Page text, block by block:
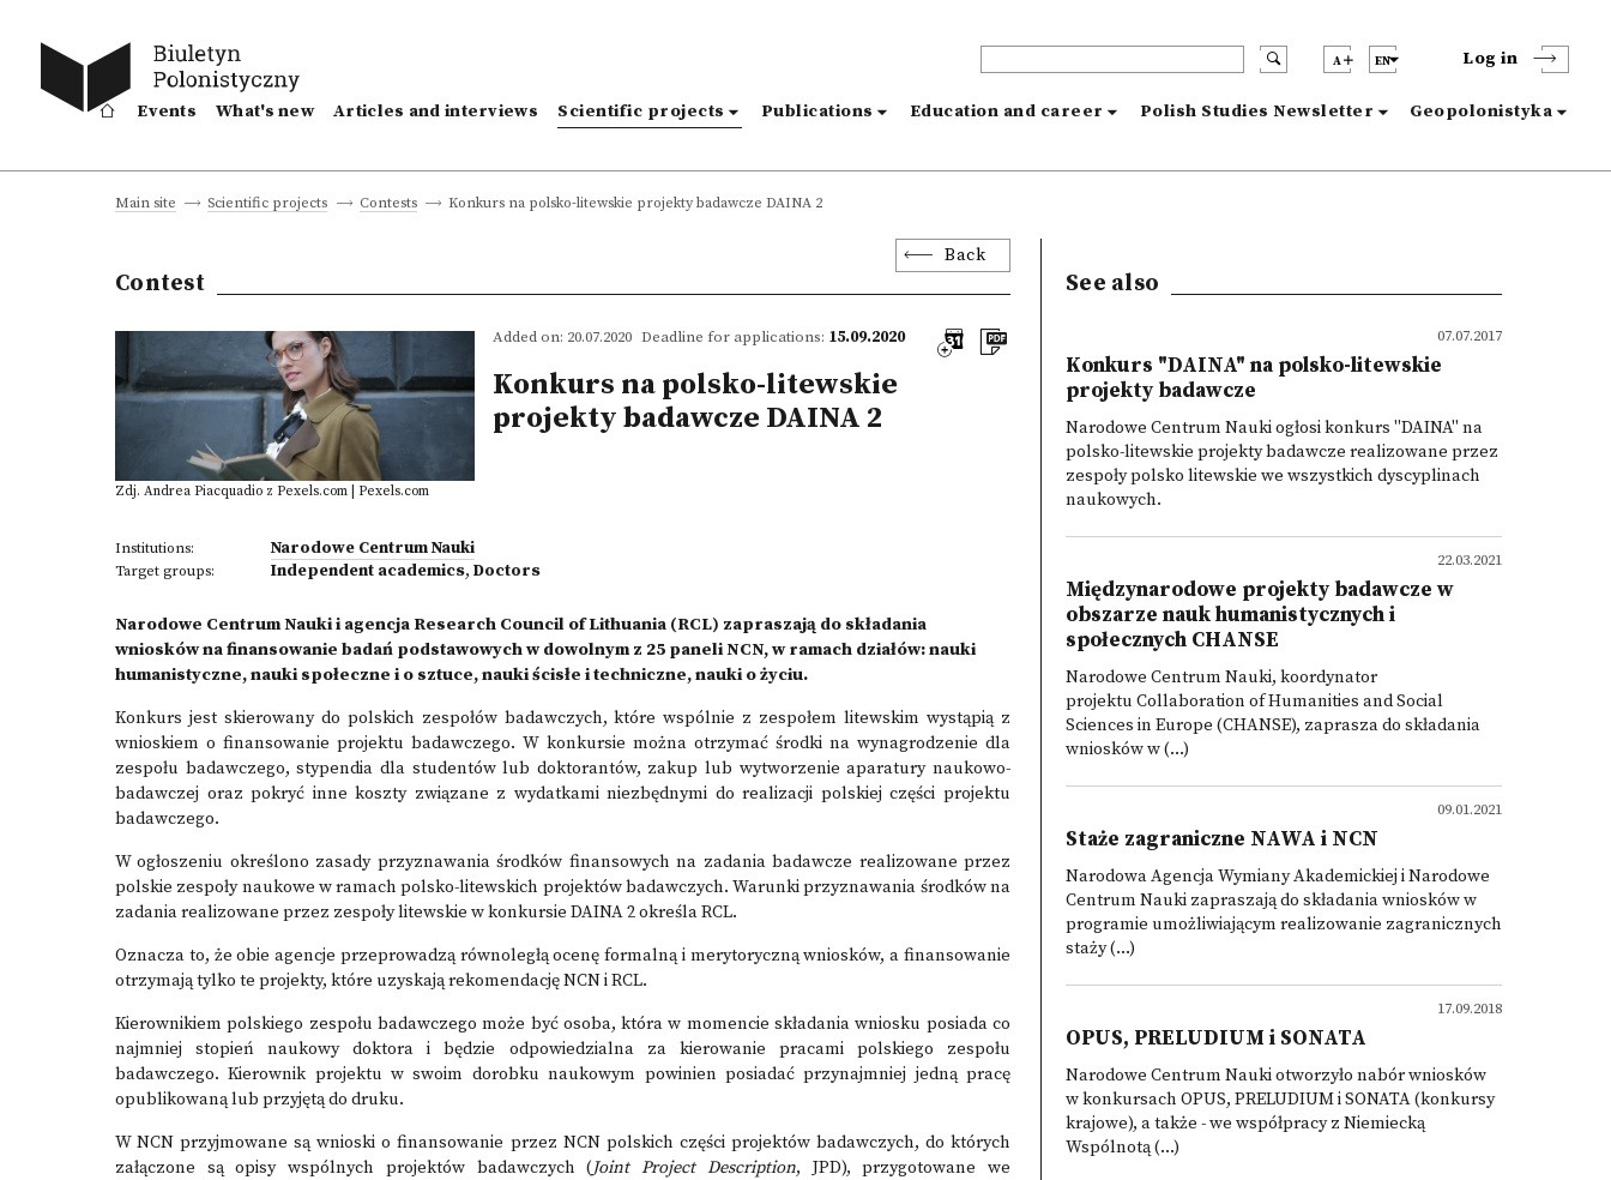
A EN Log in
Events What's new Articles and interviews Scientific projects Publications Education and career Polish Studies Newsletter Geopolonistyka
Main site Scientific projects Contests Konkurs na polsko-litewskie projekty badawcze DAINA 2
Back
Contest
Zdj. Andrea Piacquadio z Pexels.com | Pexels.com
Added on: 20.07.2020 Deadline for applications: 15.09.2020
Konkurs na polsko-litewskie
projekty badawcze DAINA 2
Institutions: Narodowe Centrum Nauki
Target groups: Independent academics, Doctors
Narodowe Centrum Nauki i agencja Research Council of Lithuania (RCL) zapraszają do składania
wniosków na finansowanie badań podstawowych w dowolnym z 25 paneli NCN, w ramach działów: nauki
humanistyczne, nauki społeczne i o sztuce, nauki ścisłe i techniczne, nauki o życiu.
Konkurs jest skierowany do polskich zespołów badawczych, które wspólnie z zespołem litewskim wystąpią z
wnioskiem o finansowanie projektu badawczego. W konkursie można otrzymać środki na wynagrodzenie dla
zespołu badawczego, stypendia dla studentów lub doktorantów, zakup lub wytworzenie aparatury naukowo-
badawczej oraz pokryć inne koszty związane z wydatkami niezbędnymi do realizacji polskiej części projektu
badawczego.
W ogłoszeniu określono zasady przyznawania środków finansowych na zadania badawcze realizowane przez
polskie zespoły naukowe w ramach polsko-litewskich projektów badawczych. Warunki przyznawania środków na
zadania realizowane przez zespoły litewskie w konkursie DAINA 2 określa RCL.
Oznacza to, że obie agencje przeprowadzą równoległą ocenę formalną i merytoryczną wniosków, a finansowanie
otrzymają tylko te projekty, które uzyskają rekomendację NCN i RCL.
Kierownikiem polskiego zespołu badawczego może być osoba, która w momencie składania wniosku posiada co
najmniej stopień naukowy doktora i będzie odpowiedzialna za kierowanie pracami polskiego zespołu
badawczego. Kierownik projektu w swoim dorobku naukowym powinien posiadać przynajmniej jedną pracę
opublikowaną lub przyjętą do druku.
W NCN przyjmowane są wnioski o finansowanie przez NCN polskich części projektów badawczych, do których
załączone są opisy wspólnych projektów badawczych (Joint Project Description, JPD), przygotowane we
See also
07.07.2017
Konkurs "DAINA" na polsko-litewskie
projekty badawcze
Narodowe Centrum Nauki ogłosi konkurs "DAINA" na
polsko-litewskie projekty badawcze realizowane przez
zespoły polsko litewskie we wszystkich dyscyplinach
naukowych.
22.03.2021
Międzynarodowe projekty badawcze w
obszarze nauk humanistycznych i
społecznych CHANSE
Narodowe Centrum Nauki, koordynator
projektu Collaboration of Humanities and Social
Sciences in Europe (CHANSE), zaprasza do składania
wniosków w (...)
09.01.2021
Staże zagraniczne NAWA i NCN
Narodowa Agencja Wymiany Akademickiej i Narodowe
Centrum Nauki zapraszają do składania wniosków w
programie umożliwiającym realizowanie zagranicznych
staży (...)
17.09.2018
OPUS, PRELUDIUM i SONATA
Narodowe Centrum Nauki otworzyło nabór wniosków
w konkursach OPUS, PRELUDIUM i SONATA (konkursy
krajowe), a także - we współpracy z Niemiecką
Wspólnotą (...)